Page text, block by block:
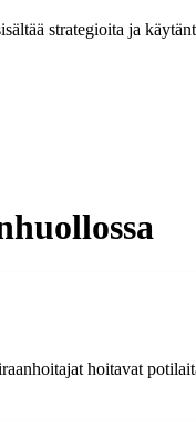
strategioita ja
hoitavat